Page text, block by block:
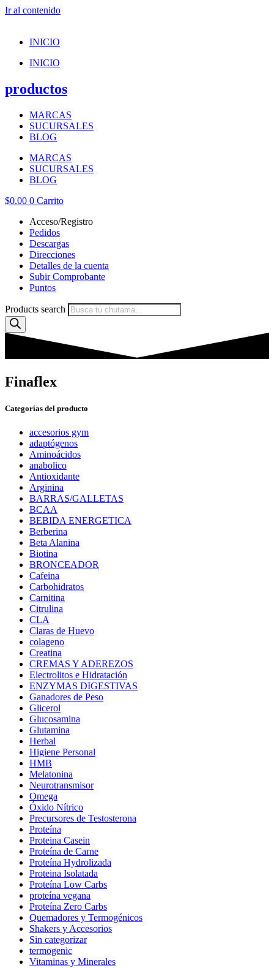
Ir al contenido
INICIO
INICIO
productos
MARCAS
SUCURSALES
BLOG
MARCAS
SUCURSALES
BLOG
$0.00 0 Carrito
Acceso/Registro
Pedidos
Descargas
Direcciones
Detalles de la cuenta
Subir Comprobante
Puntos
Products search
Finaflex
Categorías del producto
accesorios gym
adaptógenos
Aminoácidos
anabolico
Antioxidante
Arginina
BARRAS/GALLETAS
BCAA
BEBIDA ENERGETICA
Berberina
Beta Alanina
Biotina
BRONCEADOR
Cafeina
Carbohidratos
Carnitina
Citrulina
CLA
Claras de Huevo
colageno
Creatina
CREMAS Y ADEREZOS
Electrolitos e Hidratación
ENZYMAS DIGESTIVAS
Ganadores de Peso
Glicerol
Glucosamina
Glutamina
Herbal
Higiene Personal
HMB
Melatonina
Neurotransmisor
Omega
Óxido Nítrico
Precursores de Testosterona
Proteína
Proteina Casein
Proteína de Carne
Proteína Hydrolizada
Proteina Isolatada
Proteína Low Carbs
proteína vegana
Proteína Zero Carbs
Quemadores y Termogénicos
Shakers y Accesorios
Sin categorizar
termogenic
Vitaminas y Minerales